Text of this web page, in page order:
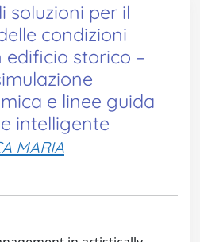
soluzioni per il
condizioni
storico –
e linee guida
intelligente
MARIA